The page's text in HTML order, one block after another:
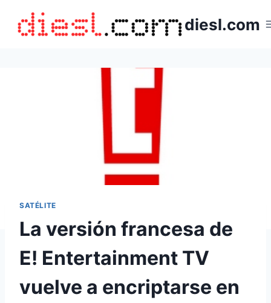
contenido
diesl.com
SATÉLITE
La versión francesa de
E! Entertainment TV
vuelve a encriptarse en